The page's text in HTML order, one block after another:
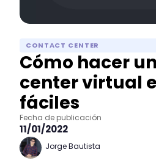
CONTACT CENTER
Cómo hacer
center virtual
fáciles
Fecha de publicación
11/01/2022
Jorge Bautista